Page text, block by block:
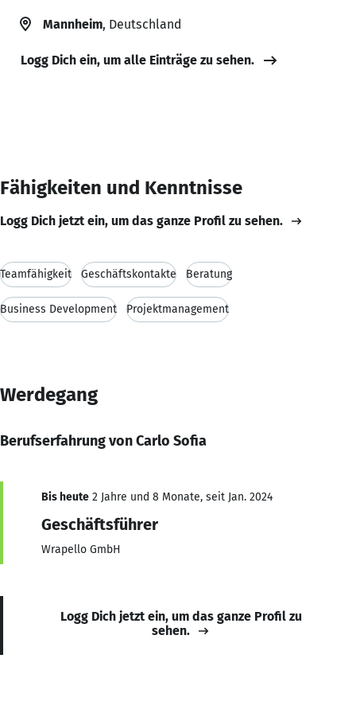
Mannheim, Deutschland
Logg Dich ein, um alle Einträge zu sehen.
Fähigkeiten und Kenntnisse
Logg Dich jetzt ein, um das ganze Profil zu sehen.
Teamfähigkeit Geschäftskontakte Beratung
Business Development Projektmanagement
Werdegang
Berufserfahrung von Carlo Sofia
Bis heute 2 Jahre und 8 Monate, seit Jan. 2024
Geschäftsführer
Wrapello GmbH
Logg Dich jetzt ein, um das ganze Profil zu
sehen.